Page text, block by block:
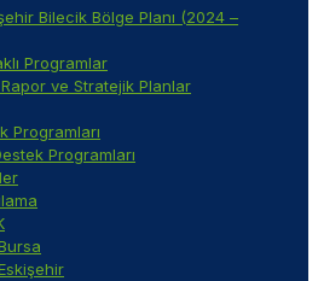
Bilecik Bölge Planı (2024 –
Programlar
ve Stratejik Planlar
Programları
Programları